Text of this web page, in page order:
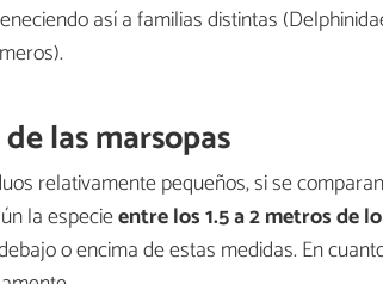
así a familias distintas
las marsopas
relativamente pequeños, si se
la especieentre los 1.5 a 2 metros de
o encima de estas medidas. En